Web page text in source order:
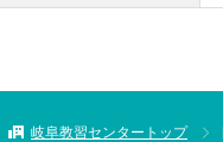
岐阜教習センタートップ